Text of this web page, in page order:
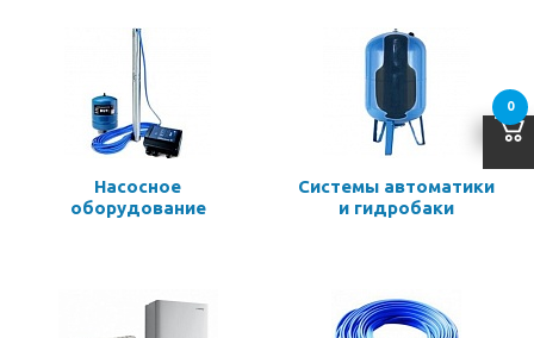
Насосное
оборудование
Системы автоматики
и гидробаки
0